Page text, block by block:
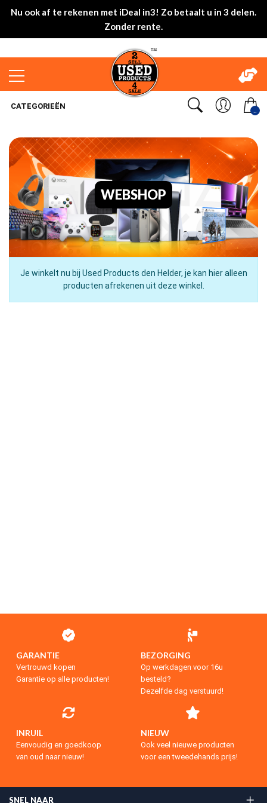
Nu ook af te rekenen met iDeal in3! Zo betaalt u in 3 delen.
Zonder rente.
..
CATEGORIEËN
WEBSHOP
Je winkelt nu bij Used Products den Helder, je kan hier alleen
producten afrekenen uit deze winkel.
GARANTIE
Vertrouwd kopen
Garantie op alle producten!
BEZORGING
Op werkdagen voor 16u
besteld?
Dezelfde dag verstuurd!
INRUIL
Eenvoudig en goedkoop
van oud naar nieuw!
NIEUW
Ook veel nieuwe producten
voor een tweedehands prijs!
SNEL NAAR